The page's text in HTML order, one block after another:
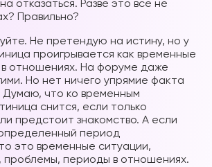
отказаться. Разве это все не
Правильно?
Не претендую на истину, но у
проигрывается как временные
в отношениях. На форуме даже
Но нет ничего упрямие факта
Думаю, что ко временным
снится, если только
предстоит знакомство. А если
период
это временные ситуации,
проблемы, периоды в отношениях.